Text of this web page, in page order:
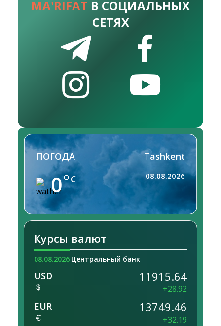
MA'RIFAT В СОЦИАЛЬНЫХ
СЕТЯХ
ПОГОДА
0 C
Tashkent
08.08.2026
Курсы валют
08.08.2026 Центральный банк
USD 11915.64
+28.92
EUR 13749.46
+32.19